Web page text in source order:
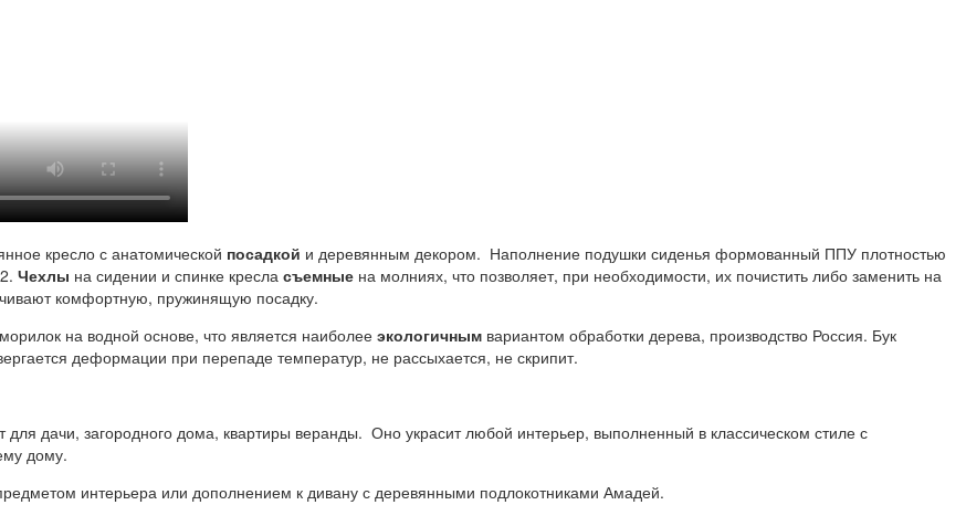
кресло с анатомической посадкой и деревянным декором. Наполнение подушки сиденья формованный ППУ плотностью
Чехлы на сидении и спинке кресла съемные на молниях, что позволяет, при необходимости, их почистить либо заменить на
комфортную, пружинящую посадку.
на водной основе, что является наиболее экологичным вариантом обработки дерева, производство Россия. Бук
деформации при перепаде температур, не рассыхается, не скрипит.
дачи, загородного дома, квартиры веранды. Оно украсит любой интерьер, выполненный в классическом стиле с
дому.
интерьера или дополнением к дивану с деревянными подлокотниками Амадей.